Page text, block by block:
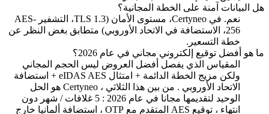
هل البيانات آمنة على الخطة المجانية؟
نعم. في Certyneo، مستوى الأمان (TLS 1.3، التشفير AES-
256، الاستضافة في الاتحاد الأوروبي) متطابق بغض النظر عن
خطة التسعير.
ما هو أفضل توقيع إلكتروني مجاني في عام 2026؟
المقياس الذي يفصل أفضل العروض ليس الحجم المجاني
ولكن مزيج الخطة الدائمة + امتثال eIDAS AES + استضافة
الاتحاد الأوروبي . من بين هذا الثلاثي ، Certyneo هو الحل
الوحيد لتقديمها مجانا في عام 2026 : 5 غلافات / شهر دون
انتهاء ، توقيع AES المتقدم مع OTP ، استضافة ألمانيا خارج